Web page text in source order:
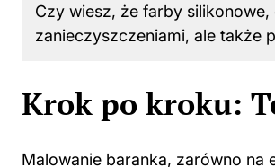
Czy wiesz, że farby
zanieczyszczeniami, ale także
Krok po kroku:
Malowanie baranka, zarówno na